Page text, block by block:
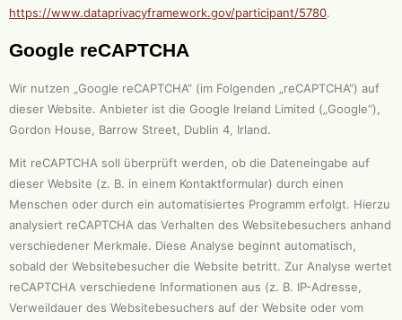
https://www.dataprivacyframework.gov/participant/5780.
Google reCAPTCHA
Wir nutzen „Google reCAPTCHA“ (im Folgenden „reCAPTCHA“) auf
dieser Website. Anbieter ist die Google Ireland Limited („Google“),
Gordon House, Barrow Street, Dublin 4, Irland.
Mit reCAPTCHA soll überprüft werden, ob die Dateneingabe auf
dieser Website (z. B. in einem Kontaktformular) durch einen
Menschen oder durch ein automatisiertes Programm erfolgt. Hierzu
analysiert reCAPTCHA das Verhalten des Websitebesuchers anhand
verschiedener Merkmale. Diese Analyse beginnt automatisch,
sobald der Websitebesucher die Website betritt. Zur Analyse wertet
reCAPTCHA verschiedene Informationen aus (z. B. IP-Adresse,
Verweildauer des Websitebesuchers auf der Website oder vom